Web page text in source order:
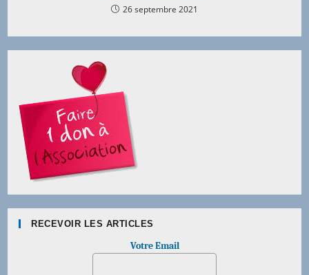
26 septembre 2021
RECEVOIR LES ARTICLES
Votre Email